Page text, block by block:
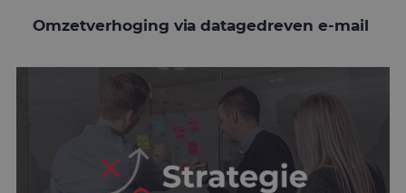
Omzetverhoging via datagedreven e-mail